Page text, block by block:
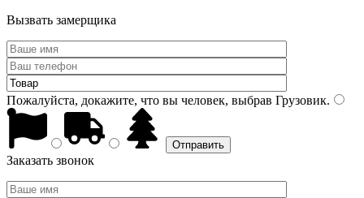
Вызвать замерщика
Пожалуйста, докажите, что вы человек, выбрав Грузовик.
Заказать звонок